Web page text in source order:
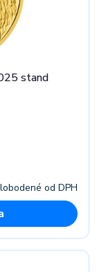
stand
od DPH